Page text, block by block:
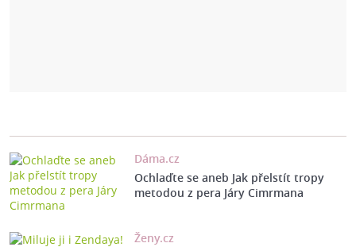
Dáma.cz
Ochlaďte se aneb Jak přelstít tropy
metodou z pera Járy Cimrmana
Ženy.cz